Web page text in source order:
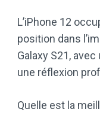
L’iPhone 12
position dans
Galaxy S21,
une réflexion
Quelle est la